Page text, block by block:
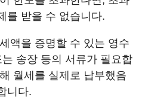
를 받을 수 없습니다.
액을 증명할 수 있는 영수
송장 등의 서류가 필요합
월세를 실제로 납부했음
니다.